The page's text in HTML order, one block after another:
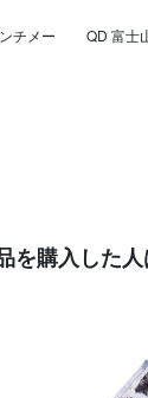
チメー QD 富士
を購入した人